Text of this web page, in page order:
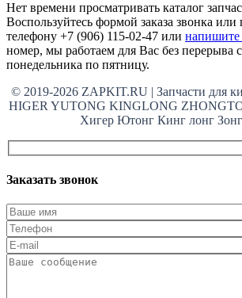
Нет времени просматривать каталог
Воспользуйтесь формой заказа звонка
телефону +7 (906) 115-02-47 или напишите
номер, мы работаем для Вас без перерыва
понедельника по пятницу.
© 2019-2026 ZAPKIT.RU | Запчасти для
HIGER YUTONG KINGLONG
Хигер Ютонг Кинг лонг
Заказать звонок